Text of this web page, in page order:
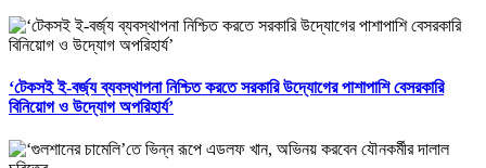
‘টেকসই ই-বর্জ্য ব্যবস্থাপনা নিশ্চিত করতে সরকারি উদ্যোগের পাশাপাশি বেসরকারি
বিনিয়োগ ও উদ্যোগ অপরিহার্য’